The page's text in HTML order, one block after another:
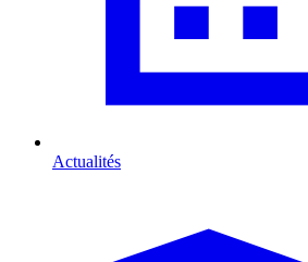
Actualités